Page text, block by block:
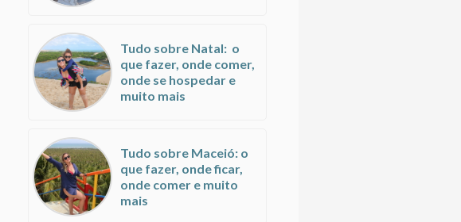
Tudo sobre Natal: o
que fazer, onde comer,
onde se hospedar e
muito mais
Tudo sobre Maceió: o
que fazer, onde ficar,
onde comer e muito
mais